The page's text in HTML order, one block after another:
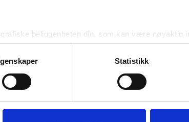
beliggenheten din, som kan være nøyaktig
skanne den for bestemte karakteristikker
personlige data behandles og hvordan du kan
ditt samtykke fra erklæringen om
informasjon om hvordan du bruker nettstedet vårt,
Statistikk